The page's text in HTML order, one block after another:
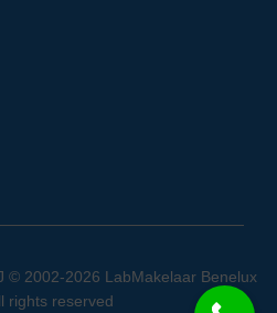
© 2002-2026 LabMakelaar Benelux
rights reserved